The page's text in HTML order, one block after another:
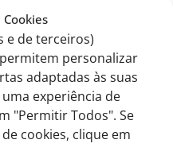
e de terceiros)
personalizar
adaptadas às suas
experiência de
"Permitir Todos". Se
cookies, clique em
por cada aluno.